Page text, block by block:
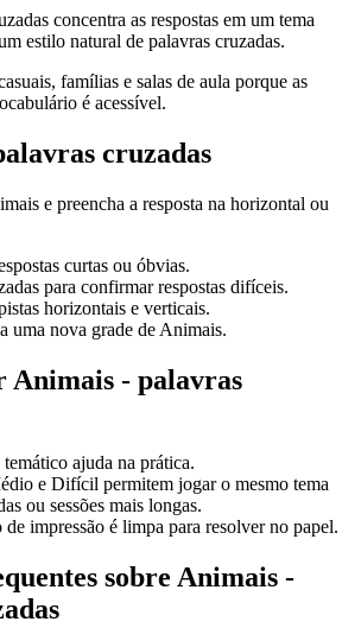
concentra as respostas em um tema
estilo natural de palavras cruzadas.
famílias e salas de aula porque as
é acessível.
cruzadas
e preencha a resposta na horizontal ou
curtas ou óbvias.
para confirmar respostas difíceis.
horizontais e verticais.
uma nova grade de Animais.
Animais - palavras
ajuda na prática.
e Difícil permitem jogar o mesmo tema
ou sessões mais longas.
impressão é limpa para resolver no papel.
sobre Animais -